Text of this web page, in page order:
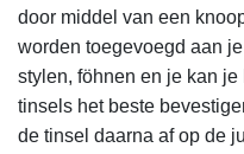
door middel van een
worden toegevoegd aan
stylen, föhnen en je kan
tinsels het beste
de tinsel daarna af op de